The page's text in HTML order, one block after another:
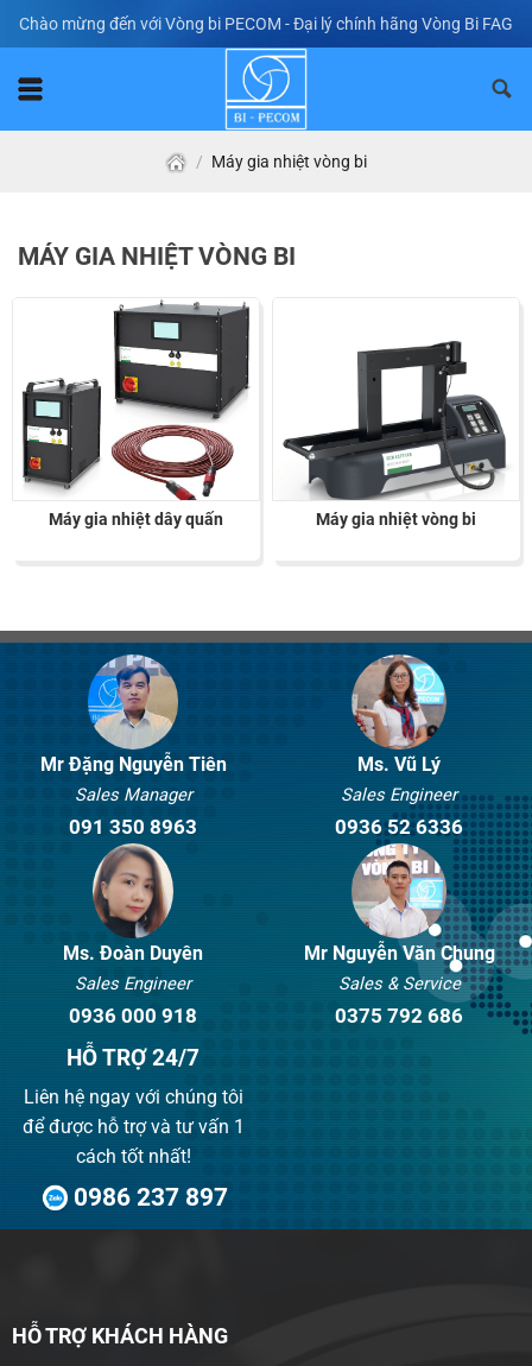
Skip
to
content
Chào mừng đến với Vòng bi PECOM - Đại lý chính hãng Vòng Bi FAG
/ Máy gia nhiệt vòng bi
MÁY GIA NHIỆT VÒNG BI
Máy gia nhiệt dây quấn Máy gia nhiệt vòng bi
Mr Đặng Nguyễn Tiên
Sales Manager
091 350 8963
Ms. Vũ Lý
Sales Engineer
0936 52 6336
Ms. Đoàn Duyên
Sales Engineer
0936 000 918
Mr Nguyễn Văn Chung
Sales & Service
0375 792 686
HỖ TRỢ 24/7
Liên hệ ngay với chúng tôi
để được hỗ trợ và tư vấn 1
cách tốt nhất!
0986 237 897
HỖ TRỢ KHÁCH HÀNG